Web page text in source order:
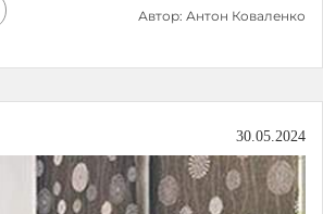
Автор: Антон Коваленко
30.05.2024